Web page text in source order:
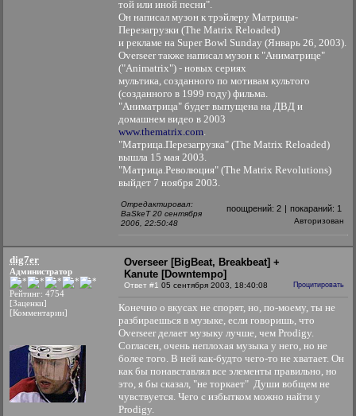
той или иной песни".
Он написал музон к трэйлеру Матрицы-
Перезагрузки (The Matrix Reloaded)
и рекламе на Super Bowl Sunday (Январь 26, 2003).
Overseer также написал музон к "Аниматрице"
("Animatrix") - новых сериях
мультика, созданного по мотивам культого
(созданного в 1999 году) фильма.
"Аниматрица" будет выпущена на ДВД и
домашнем видео в 2003
www.thematrix.com.
"Матрица.Перезагрузка" (The Matrix Reloaded)
вышла 15 мая 2003.
"Матрица.Революция" (The Matrix Revolutions)
выйдет 7 ноября 2003.
Отредактировал:
BaSkeT 20 сентября
2006, 22:50:48
поощрений: 2 | покараний: 1
Авторизован
dig7er
Администратор
Рейтинг: 4754
[Заценки]
[Комментарии]
Overseer [BigBeat, Breakbeat] +
Kanute [Downtempo]
Ответ #1 05 сентября 2003, 18:40:08 Процитировать
Конечно о вкусах не спорят, но, по-моему, ты не
разбираешься в музыке, если говоришь, что
Overseer делает музыку лучше, чем Prodigy.
Согласен, очень неплохая музыка у него, но не
более того. В ней как-будто чего-то не хватает. Он
как бы понавставлял все элементы правильно, но
это, я бы сказал, "не торкает" Души вобщем не
чувствуется. Чего с избытком можно найти у
Prodigy.